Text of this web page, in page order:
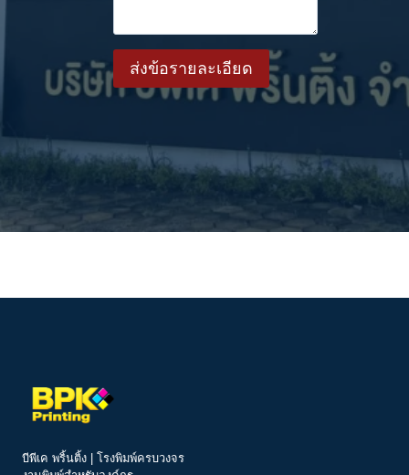
ส่งข้อรายละเอียด
บีพีเค พริ้นติ้ง | โรงพิมพ์ครบวงจร